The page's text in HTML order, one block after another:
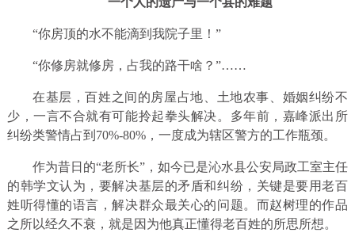
“你房顶的水不能滴到我院子里！”
“你修房就修房，占我的路干啥？”……
在基层，百姓之间的房屋占地、土地农事、婚姻纠纷不
少，一言不合就有可能拎起拳头解决。多年前，嘉峰派出所
纠纷类警情占到70%-80%，一度成为辖区警方的工作瓶颈。
作为昔日的“老所长”，如今已是沁水县公安局政工室主任
的韩学文认为，要解决基层的矛盾和纠纷，关键是要用老百
姓听得懂的语言，解决群众最关心的问题。而赵树理的作品
之所以经久不衰，就是因为他真正懂得老百姓的所思所想。